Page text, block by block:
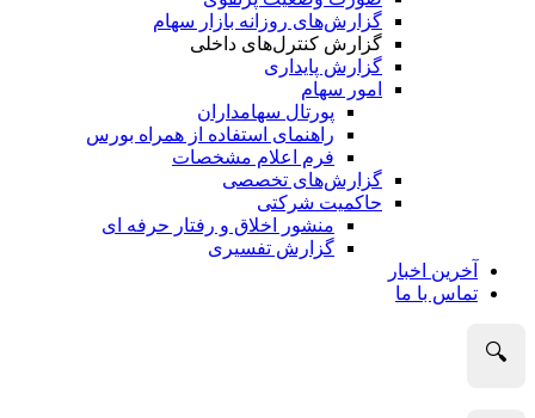
گزارش‌های روزانه بازار سهام
گزارش کنترل‌های داخلی
گزارش پایداری
امور سهام
پورتال سهامداران
راهنمای استفاده از همراه بورس
فرم اعلام مشخصات
گزارش‌های تخصصی
حاکمیت شرکتی
منشور اخلاق و رفتار حرفه­ ای
گزارش تفسیری
آخرین اخبار
تماس با ما
🔍